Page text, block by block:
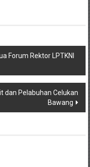
Forum Rektor LPTKNI
dan Pelabuhan Celukan
Bawang